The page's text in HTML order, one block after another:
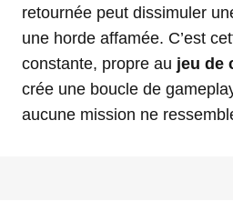
retournée peut dissimuler
une horde affamée. C’est
constante, propre au jeu de
crée une boucle de
aucune mission ne